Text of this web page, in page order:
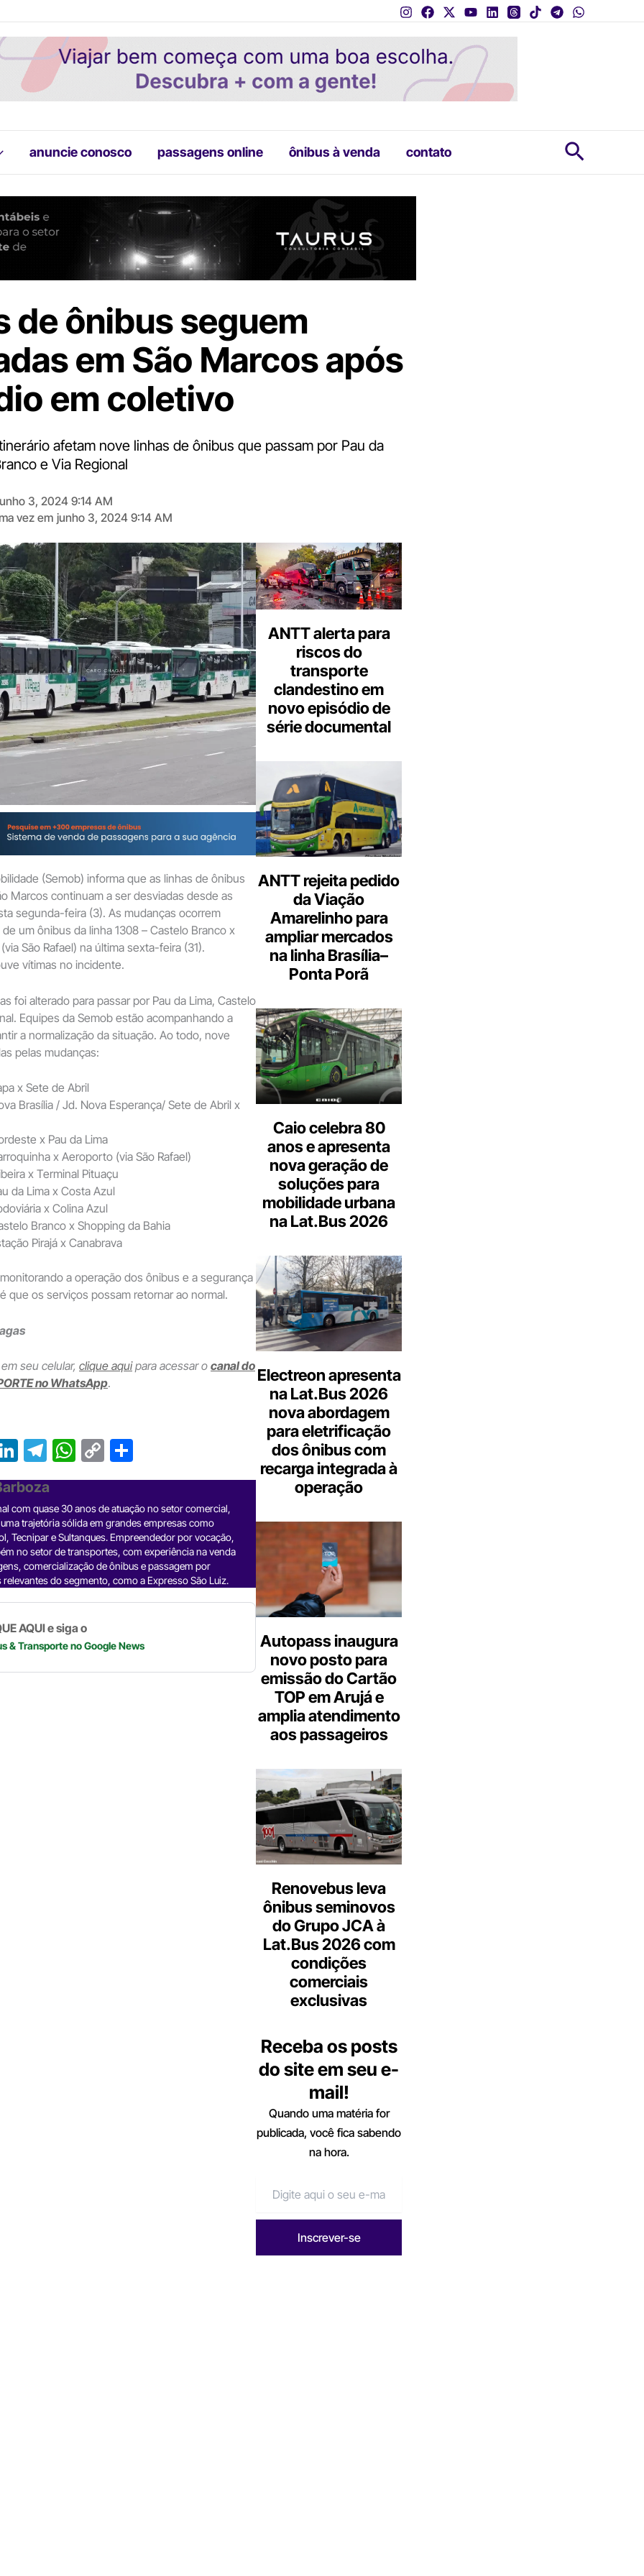
anuncie conosco passagens online ônibus à venda contato
de ônibus seguem
em São Marcos após
em coletivo
afetam nove linhas de ônibus que passam por Pau da
e Via Regional
3, 2024 9:14 AM
vez em junho 3, 2024 9:14 AM
(Semob) informa que as linhas de ônibus
Marcos continuam a ser desviadas desde as
segunda-feira (3). As mudanças ocorrem
um ônibus da linha 1308 – Castelo Branco x
São Rafael) na última sexta-feira (31).
vítimas no incidente.
foi alterado para passar por Pau da Lima, Castelo
Equipes da Semob estão acompanhando a
a normalização da situação. Ao todo, nove
pelas mudanças:
x Sete de Abril
Brasília / Jd. Nova Esperança/ Sete de Abril x
x Pau da Lima
x Aeroporto (via São Rafael)
x Terminal Pituaçu
da Lima x Costa Azul
x Colina Azul
Branco x Shopping da Bahia
Pirajá x Canabrava
a operação dos ônibus e a segurança
que os serviços possam retornar ao normal.
seu celular, clique aquipara acessar o canal do
no WhatsApp.
Li
n
ke
dI
n
T
el
e
gr
a
m
W
h
s
A
p
p
C
o
y
Li
n
k
h
e
com quase 30 anos de atuação no setor comercial,
trajetória sólida em grandes empresas como
Tecnipar e Sultanques. Empreendedor por vocação,
no setor de transportes, com experiência na venda
comercialização de ônibus e passagem por
relevantes do segmento, como a Expresso São Luiz.
AQUI e siga o
& Transporteno Google News
ANTT alerta para
riscos do
transporte
clandestino em
novo episódio de
série documental
ANTT rejeita pedido
da Viação
Amarelinho para
ampliar mercados
na linha Brasília–
Ponta Porã
Caio celebra 80
anos e apresenta
nova geração de
soluções para
mobilidade urbana
na Lat.Bus 2026
Electreon apresenta
na Lat.Bus 2026
nova abordagem
para eletrificação
dos ônibus com
recarga integrada à
operação
Autopass inaugura
novo posto para
emissão do Cartão
TOP em Arujá e
amplia atendimento
aos passageiros
Renovebus leva
ônibus seminovos
do Grupo JCA à
Lat.Bus 2026 com
condições
comerciais
exclusivas
Receba os posts
do site em seu e-
mail!
Quando uma matéria for
publicada, você fica sabendo
na hora.
Digite
aqui
o
seu
e-
mail
Inscrever-se